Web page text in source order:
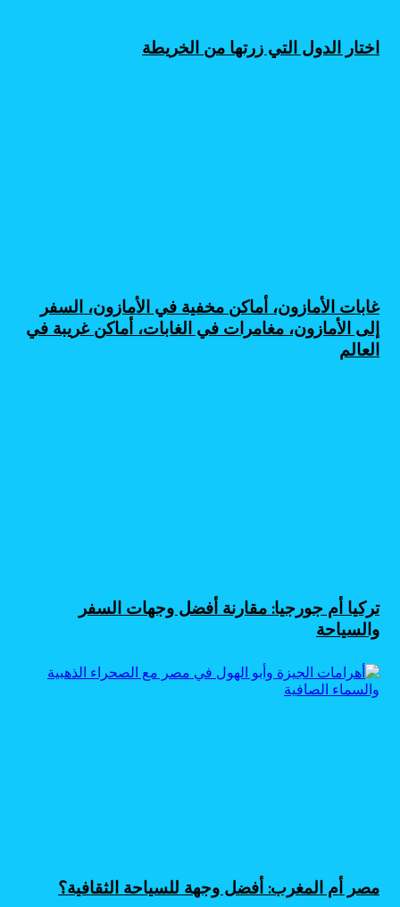
اختار الدول التي زرتها من الخريطة
غابات الأمازون، أماكن مخفية في الأمازون، السفر
إلى الأمازون، مغامرات في الغابات، أماكن غريبة في
العالم
تركيا أم جورجيا: مقارنة أفضل وجهات السفر
والسياحة
مصر أم المغرب: أفضل وجهة للسياحة الثقافية؟